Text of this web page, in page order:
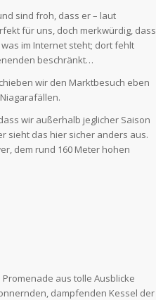
sind froh, dass er – laut
für uns, doch merkwürdig, dass
im Internet steht; dort fehlt
beschränkt…
wir den Marktbesuch eben
wir außerhalb jeglicher Saison
sieht das hier sicher anders aus.
dem rund 160 Meter hohen
aus tolle Ausblicke
dampfenden Kessel der